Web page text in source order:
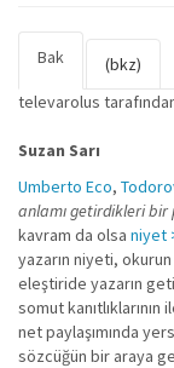
Birincil
Bak
sekme)
(bkz)
televarolus
Suzan Sarı
Umberto Eco,
anlamı getirdikleri
kavram da olsa niyet
yazarın niyeti,
eleştiride yazarın
somut
net paylaşımında
sözcüğün bir araya